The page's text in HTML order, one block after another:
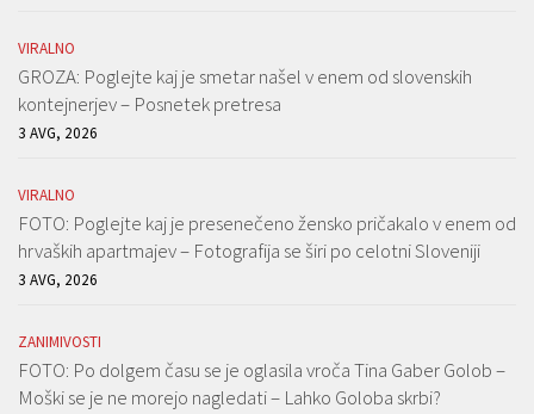
VIRALNO
GROZA: Poglejte kaj je smetar našel v enem od slovenskih
kontejnerjev – Posnetek pretresa
3 AVG, 2026
VIRALNO
FOTO: Poglejte kaj je presenečeno žensko pričakalo v enem od
hrvaških apartmajev – Fotografija se širi po celotni Sloveniji
3 AVG, 2026
ZANIMIVOSTI
FOTO: Po dolgem času se je oglasila vroča Tina Gaber Golob –
Moški se je ne morejo nagledati – Lahko Goloba skrbi?